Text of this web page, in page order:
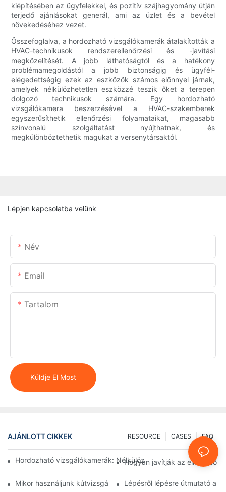
kiépítésében az ügyfelekkel, és pozitív szájhagyomány útján
terjedő ajánlásokat generál, ami az üzlet és a bevétel
növekedéséhez vezet.
Összefoglalva, a hordozható vizsgálókamerák átalakították a
HVAC-technikusok rendszerellenőrzési és -javítási
megközelítését. A jobb láthatóságtól és a hatékony
problémamegoldástól a jobb biztonságig és ügyfél-
elégedettségig ezek az eszközök számos előnnyel járnak,
amelyek nélkülözhetetlen eszközzé teszik őket a terepen
dolgozó technikusok számára. Egy hordozható
vizsgálókamera beszerzésével a HVAC-szakemberek
egyszerűsíthetik ellenőrzési folyamataikat, magasabb
színvonalú szolgáltatást nyújthatnak, és
megkülönböztethetik magukat a versenytársaktól.
Lépjen kapcsolatba velünk
Név
Email
Tartalom
Küldje El Most
AJÁNLOTT CIKKEK FAQ
CASES
RESOURCE
Hordozható vizsgálókamerák: Nélkülözhetetlen eszközök
Hogyan javítják az ellenőrző
Mikor használjunk kútvizsgáló kamerát: Kulcsfontosságú
Lépésről lépésre útmutató a